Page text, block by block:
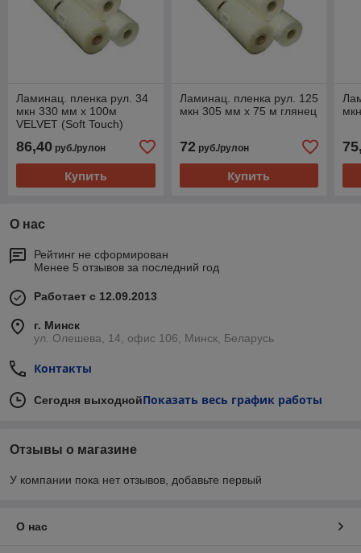
Ламинац. пленка рул. 34
мкн 330 мм х 100м
VELVET (Soft Touch)
86,40 руб./рулон
Купить
Ламинац. пленка рул. 125
мкн 305 мм х 75 м глянец
72руб./рулон
Купить
О нас
Рейтинг не сформирован
Менее 5 отзывов за последний год
Работает с 12.09.2013
г. Минск
ул. Олешева, 14, офис 106, Минск, Беларусь
Контакты
Сегодня выходнойПоказать весь график работы
Отзывы о магазине
У компании пока нет отзывов, добавьте первый
О нас